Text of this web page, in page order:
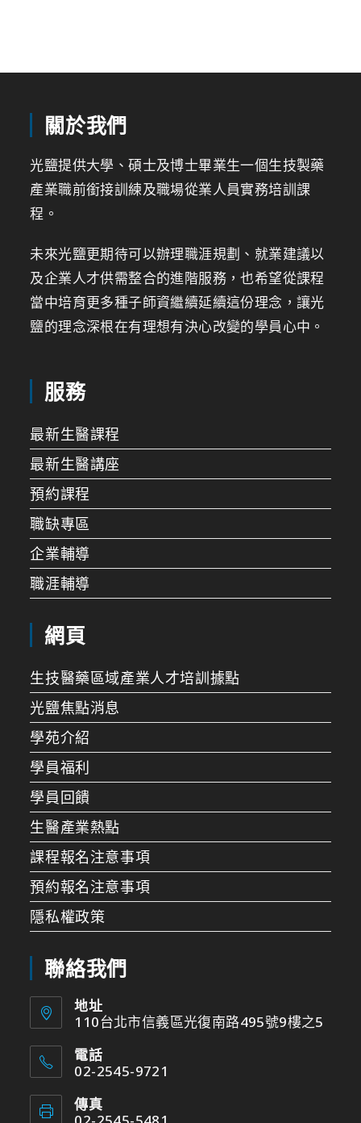
關於我們
光鹽提供大學、碩士及博士畢業生一個生技製藥
產業職前銜接訓練及職場從業人員實務培訓課
程。
未來光鹽更期待可以辦理職涯規劃、就業建議以
及企業人才供需整合的進階服務，也希望從課程
當中培育更多種子師資繼續延續這份理念，讓光
鹽的理念深根在有理想有決心改變的學員心中。
服務
最新生醫課程
最新生醫講座
預約課程
職缺專區
企業輔導
職涯輔導
網頁
生技醫藥區域產業人才培訓據點
光鹽焦點消息
學苑介紹
學員福利
學員回饋
生醫產業熱點
課程報名注意事項
預約報名注意事項
隱私權政策
聯絡我們
地址
110台北市信義區光復南路495號9樓之5
電話
02-2545-9721
傳真